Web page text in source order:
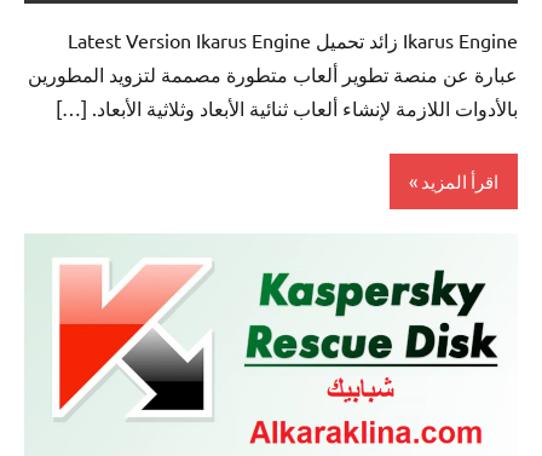
Ikarus Engine زائد تحميل Latest Version Ikarus Engine
عبارة عن منصة تطوير ألعاب متطورة مصممة لتزويد المطورين
بالأدوات اللازمة لإنشاء ألعاب ثنائية الأبعاد وثلاثية الأبعاد. […]
اقرأ المزيد